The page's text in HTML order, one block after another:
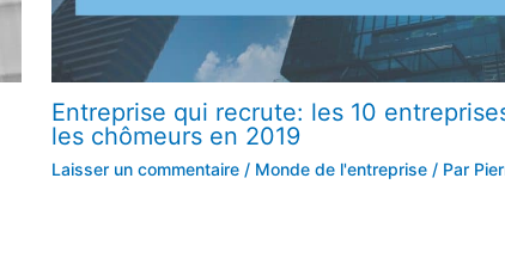
Entreprise qui recrute: les 10
les chômeurs en 2019
Laisser un commentaire / Monde de l'entreprise/ Par